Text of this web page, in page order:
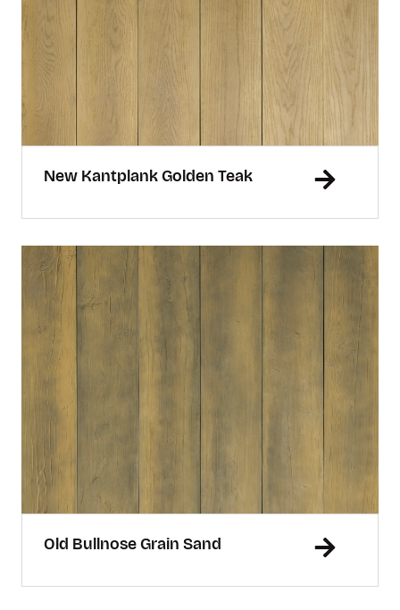
New Kantplank Golden Teak
Old Bullnose Grain Sand